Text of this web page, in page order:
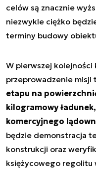
celów są znacznie
niezwykle ciężko
terminy budowy
W pierwszej kolejności
przeprowadzenie misji
etapu na
kilogramowy
komercyjnego
będzie demonstracja
konstrukcji oraz
księżycowego regolitu